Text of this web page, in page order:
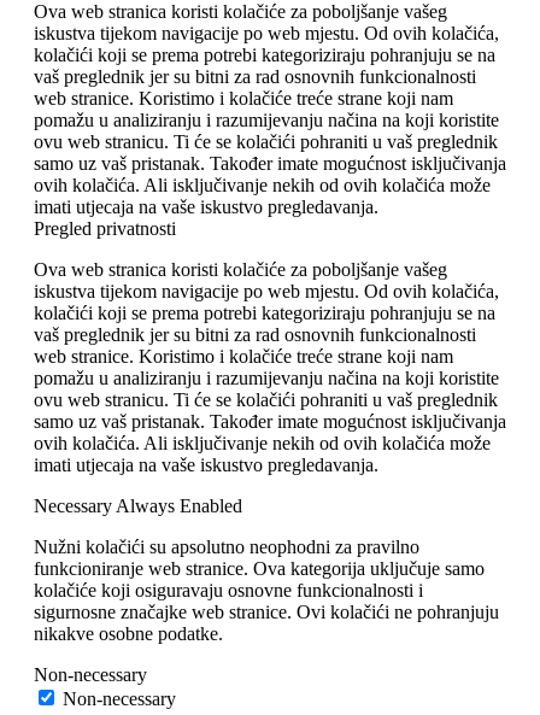
Ova web stranica koristi kolačiće za poboljšanje vašeg
iskustva tijekom navigacije po web mjestu. Od ovih kolačića,
kolačići koji se prema potrebi kategoriziraju pohranjuju se na
vaš preglednik jer su bitni za rad osnovnih funkcionalnosti
web stranice. Koristimo i kolačiće treće strane koji nam
pomažu u analiziranju i razumijevanju načina na koji koristite
ovu web stranicu. Ti će se kolačići pohraniti u vaš preglednik
samo uz vaš pristanak. Također imate mogućnost isključivanja
ovih kolačića. Ali isključivanje nekih od ovih kolačića može
imati utjecaja na vaše iskustvo pregledavanja.
Pregled privatnosti
Ova web stranica koristi kolačiće za poboljšanje vašeg
iskustva tijekom navigacije po web mjestu. Od ovih kolačića,
kolačići koji se prema potrebi kategoriziraju pohranjuju se na
vaš preglednik jer su bitni za rad osnovnih funkcionalnosti
web stranice. Koristimo i kolačiće treće strane koji nam
pomažu u analiziranju i razumijevanju načina na koji koristite
ovu web stranicu. Ti će se kolačići pohraniti u vaš preglednik
samo uz vaš pristanak. Također imate mogućnost isključivanja
ovih kolačića. Ali isključivanje nekih od ovih kolačića može
imati utjecaja na vaše iskustvo pregledavanja.
Necessary Always Enabled
Nužni kolačići su apsolutno neophodni za pravilno
funkcioniranje web stranice. Ova kategorija uključuje samo
kolačiće koji osiguravaju osnovne funkcionalnosti i
sigurnosne značajke web stranice. Ovi kolačići ne pohranjuju
nikakve osobne podatke.
Non-necessary
Non-necessary